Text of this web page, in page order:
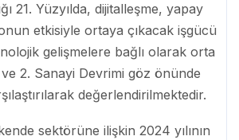
21. Yüzyılda, dijitalleşme, yapay
etkisiyle ortaya çıkacak işgücü
gelişmelere bağlı olarak orta
ve 2. Sanayi Devrimi göz önünde
değerlendirilmektedir.
sektörüne ilişkin 2024 yılının